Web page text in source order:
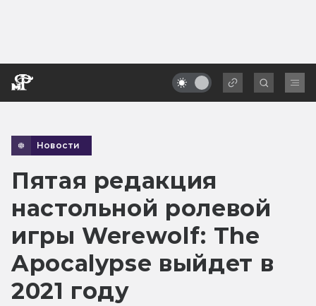
Новости
Пятая редакция
настольной ролевой
игры Werewolf: The
Apocalypse выйдет в
2021 году